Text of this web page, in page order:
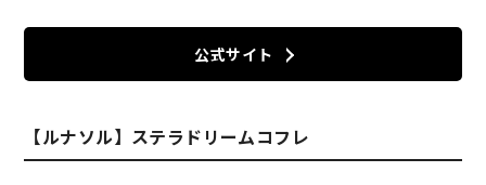
公式サイト
【ルナソル】ステラドリームコフレ